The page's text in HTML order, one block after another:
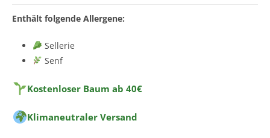
t
:
Enthält folgende Allergene:
Sellerie
Senf
Kostenloser Baum ab 40€
Klimaneutraler Versand